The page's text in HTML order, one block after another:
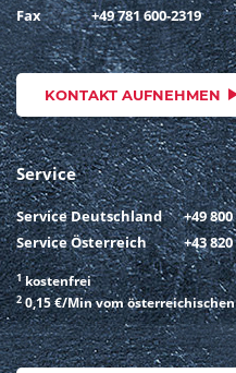
Fax
+49 781 600-2319
KONTAKT AUFNEHMEN
Service
Service Deutschland +49
Service Österreich +43
1kostenfrei
20,15 €/Min vom